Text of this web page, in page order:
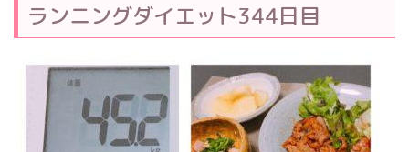
ランニングダイエット344日目